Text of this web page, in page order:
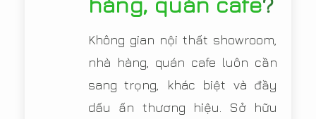
Không gian nội thất showroom,
nhà hàng, quán cafe luôn cần
sang trọng, khác biệt và đầy
dấu ấn thương hiệu. Sở hữu